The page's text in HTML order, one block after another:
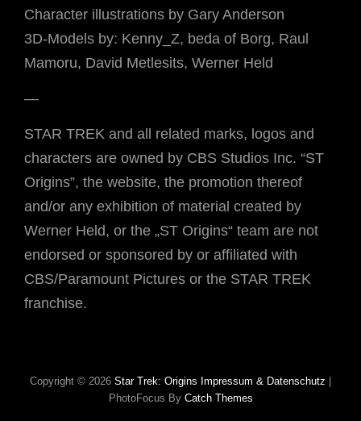
Character illustrations by Gary Anderson
3D-Models by: Kenny_Z, beda of Borg, Raul
Mamoru, David Metlesits, Werner Held
—
STAR TREK and all related marks, logos and
characters are owned by CBS Studios Inc. “ST
Origins”, the website, the promotion thereof
and/or any exhibition of material created by
Werner Held, or the „ST Origins“ team are not
endorsed or sponsored by or affiliated with
CBS/Paramount Pictures or the STAR TREK
franchise.
Copyright © 2026 Star Trek: Origins Impressum & Datenschutz
PhotoFocus By Catch Themes